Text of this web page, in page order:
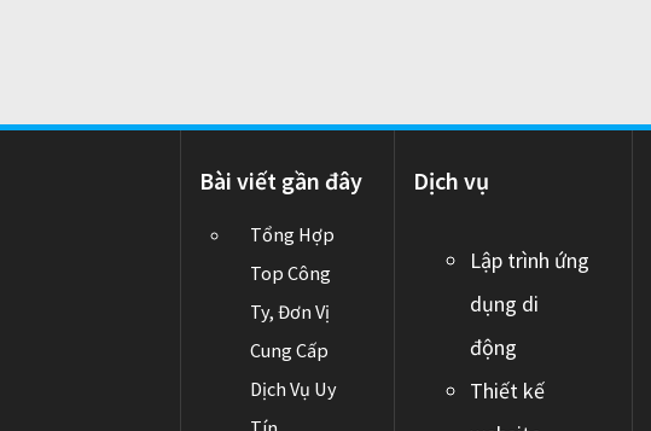
Bài viết gần đây
Tổng Hợp
Top Công
Ty, Đơn Vị
Cung Cấp
Dịch Vụ Uy
Dịch vụ
Lập trình ứng
dụng di
động
Thiết kế